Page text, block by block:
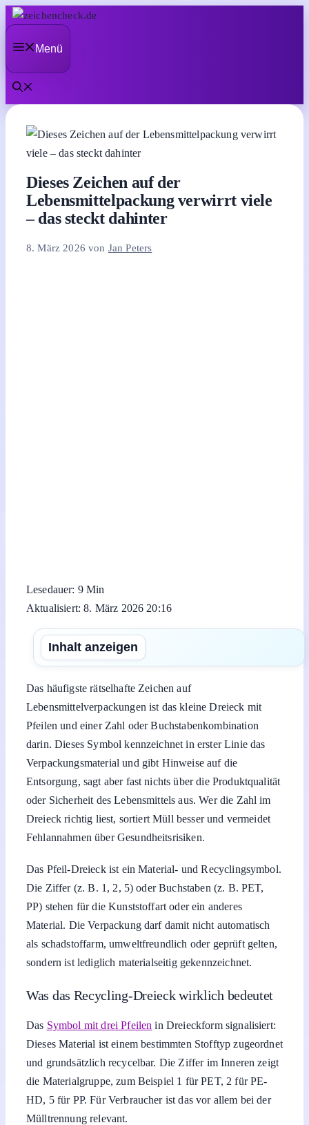
Zum
Inhalt
springenMenü
Dieses Zeichen auf der
Lebensmittelpackung verwirrt viele
– das steckt dahinter
8. März 2026 von Jan Peters
Lesedauer: 9 Min
Aktualisiert: 8. März 2026 20:16
Inhalt anzeigen
Das häufigste rätselhafte Zeichen auf
Lebensmittelverpackungen ist das kleine Dreieck mit
Pfeilen und einer Zahl oder Buchstabenkombination
darin. Dieses Symbol kennzeichnet in erster Linie das
Verpackungsmaterial und gibt Hinweise auf die
Entsorgung, sagt aber fast nichts über die Produktqualität
oder Sicherheit des Lebensmittels aus. Wer die Zahl im
Dreieck richtig liest, sortiert Müll besser und vermeidet
Fehlannahmen über Gesundheitsrisiken.
Das Pfeil-Dreieck ist ein Material- und Recyclingsymbol.
Die Ziffer (z. B. 1, 2, 5) oder Buchstaben (z. B. PET,
PP) stehen für die Kunststoffart oder ein anderes
Material. Die Verpackung darf damit nicht automatisch
als schadstoffarm, umweltfreundlich oder geprüft gelten,
sondern ist lediglich materialseitig gekennzeichnet.
Was das Recycling-Dreieck wirklich bedeutet
Das Symbol mit drei Pfeilen in Dreieckform signalisiert:
Dieses Material ist einem bestimmten Stofftyp zugeordnet
und grundsätzlich recycelbar. Die Ziffer im Inneren zeigt
die Materialgruppe, zum Beispiel 1 für PET, 2 für PE-
HD, 5 für PP. Für Verbraucher ist das vor allem bei der
Mülltrennung relevant.